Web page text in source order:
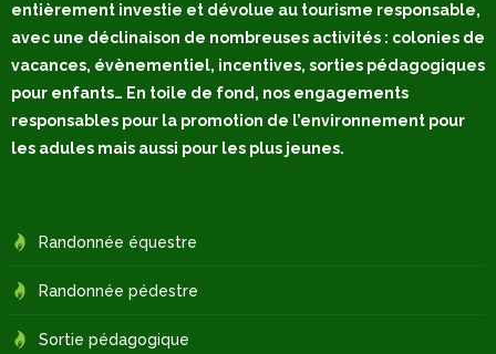
entièrement investie et dévolue au tourisme responsable,
avec une déclinaison de nombreuses activités : colonies de
vacances, évènementiel, incentives, sorties pédagogiques
pour enfants… En toile de fond, nos engagements
responsables pour la promotion de l’environnement pour
les adules mais aussi pour les plus jeunes.
Randonnée équestre
Randonnée pédestre
Sortie pédagogique